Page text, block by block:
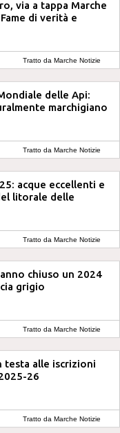
via a tappa Marche
di verità e
Tratto da Marche Notizie
delle Api:
marchigiano
Tratto da Marche Notizie
acque eccellenti e
litorale delle
Tratto da Marche Notizie
chiuso un 2024
grigio
Tratto da Marche Notizie
testa alle iscrizioni
26
Tratto da Marche Notizie